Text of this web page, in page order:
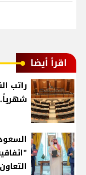
اقرأ أيضا